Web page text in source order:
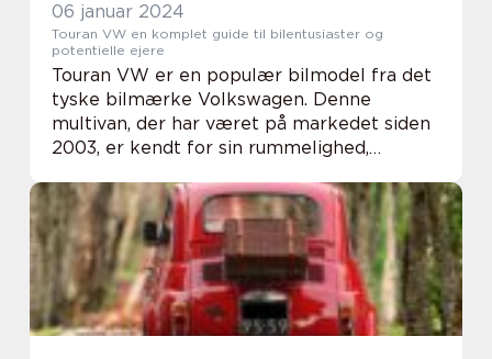
06 januar 2024
Touran VW en komplet guide til bilentusiaster og
potentielle ejere
Touran VW er en populær bilmodel fra det
tyske bilmærke Volkswagen. Denne
multivan, der har været på markedet siden
2003, er kendt for sin rummelighed,
Uanset om du er en bilentusiast, der ønsker
at lære mere om ...